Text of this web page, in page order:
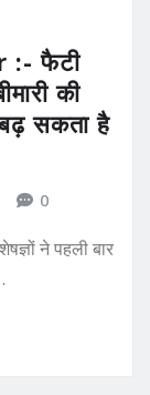
फैटी
की
सकता है
0
ने पहली बार